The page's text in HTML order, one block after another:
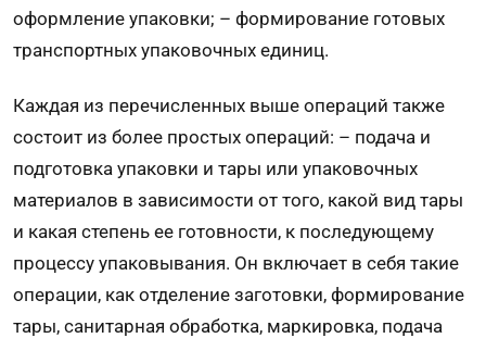
оформление упаковки; – формирование готовых
транспортных упаковочных единиц.
Каждая из перечисленных выше операций также
состоит из более простых операций: – подача и
подготовка упаковки и тары или упаковочных
материалов в зависимости от того, какой вид тары
и какая степень ее готовности, к последующему
процессу упаковывания. Он включает в себя такие
операции, как отделение заготовки, формирование
тары, санитарная обработка, маркировка, подача